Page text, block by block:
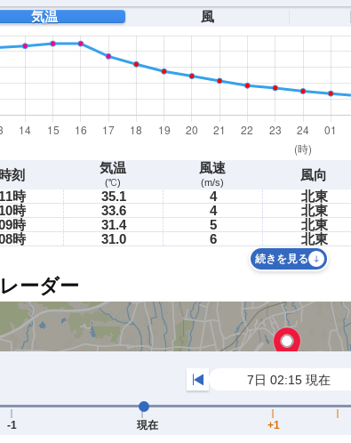
気温 風
時刻 気温
(℃)
風速
(m/s) 風向
11時 35.1 4 北東
10時
33.6 4 北東
時
31.4 5 北東
時
31.0 6 北東
続きを見る
ーダー